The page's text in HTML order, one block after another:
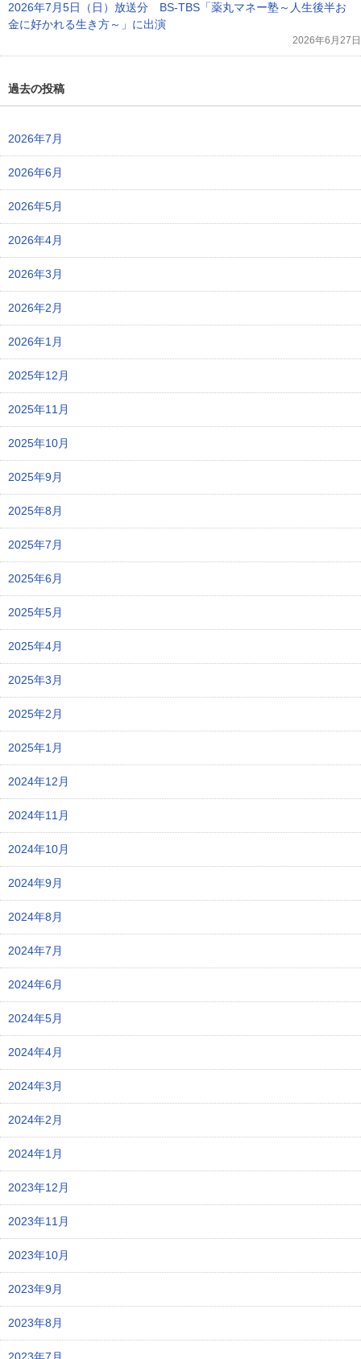
2026年7月5日（日）放送分 BS-TBS「薬丸マネー塾～人生後半お
金に好かれる生き方～」に出演
2026年6月27日
過去の投稿
2026年7月
2026年6月
2026年5月
2026年4月
2026年3月
2026年2月
2026年1月
2025年12月
2025年11月
2025年10月
2025年9月
2025年8月
2025年7月
2025年6月
2025年5月
2025年4月
2025年3月
2025年2月
2025年1月
2024年12月
2024年11月
2024年10月
2024年9月
2024年8月
2024年7月
2024年6月
2024年5月
2024年4月
2024年3月
2024年2月
2024年1月
2023年12月
2023年11月
2023年10月
2023年9月
2023年8月